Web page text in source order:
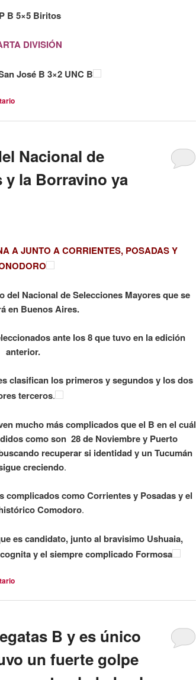
B 5×5 Biritos
DIVISIÓN
José B 3×2 UNC B
Nacional de
y la Borravino ya
A JUNTO A CORRIENTES, POSADAS Y
del Nacional de Selecciones Mayores que se
en Buenos Aires.
ante los 8 que tuvo en la edición
anterior.
clasifican los primeros y segundos y los dos
terceros.
mucho más complicados que el B en el cuál
como son 28 de Noviembre y Puerto
recuperar si identidad y un Tucumán
creciendo.
complicados como Corrientes y Posadas y el
Comodoro.
es candidato, junto al bravisimo Ushuaia,
y el siempre complicado Formosa
B y es único
un fuerte golpe